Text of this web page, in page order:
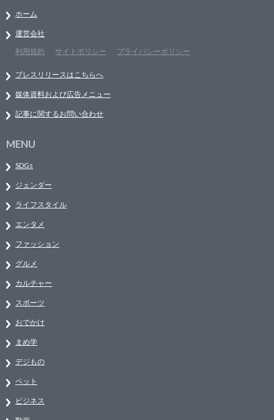
ホーム
運営会社
利用規約
サイトポリシー プライバシーポリシー
プレスリリースはこちらへ
媒体資料および広告メニュー
記事に関するお問い合わせ
MENU
SDGs
ジェンダー
ライフスタイル
エンタメ
ファッション
グルメ
カルチャー
スポーツ
おでかけ
まめ学
デジもの
ペット
ビジネス